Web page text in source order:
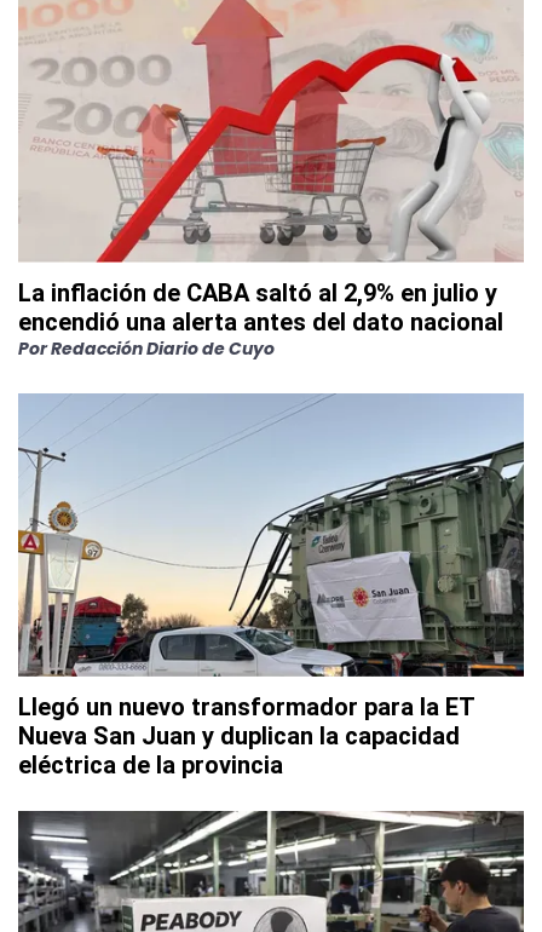
La inflación de CABA saltó al 2,9% en julio y
encendió una alerta antes del dato nacional
PorRedacción Diario de Cuyo
Llegó un nuevo transformador para la ET
Nueva San Juan y duplican la capacidad
eléctrica de la provincia